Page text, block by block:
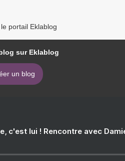
portail Eklablog
sur Eklablog
un blog
c'est lui ! Rencontre avec